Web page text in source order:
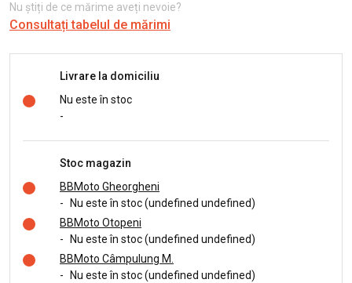
Nu știți de ce mărime aveți nevoie?
Consultați tabelul de mărimi
Livrare la domiciliu
Nu este în stoc
-
Stoc magazin
BBMoto Gheorgheni
-
Nu este în stoc (undefined undefined)
BBMoto Otopeni
-
Nu este în stoc (undefined undefined)
BBMoto Câmpulung M.
-
Nu este în stoc (undefined undefined)